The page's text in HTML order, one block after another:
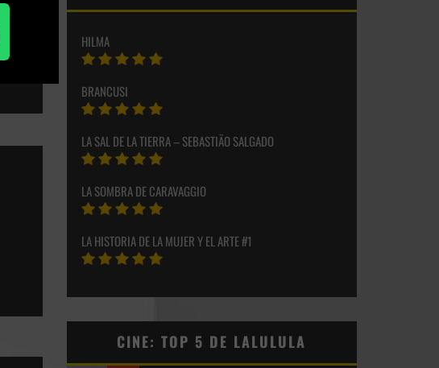
HILMA
BRANCUSI
LA SAL DE LA TIERRA – SEBASTIÃO SALGADO
LA SOMBRA DE CARAVAGGIO
LA HISTORIA DE LA MUJER Y EL ARTE #1
CINE: TOP 5 DE LALULULA